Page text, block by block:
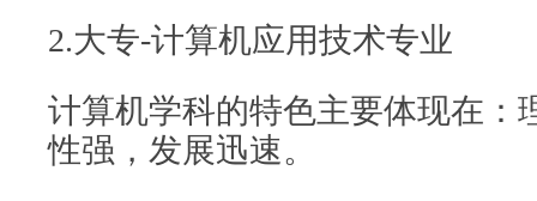
2.大专-计算机应用技术专业
计算机学科的特色主要体现在：
性强，发展迅速。